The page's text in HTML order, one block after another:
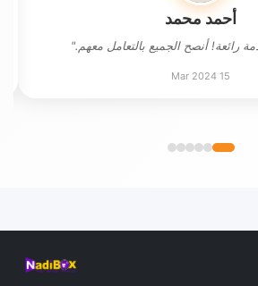
أحمد محمد
رائعة! أنصح الجميع بالتعامل معهم."
15 Mar 2024